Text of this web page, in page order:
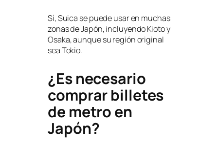
Sí, Suica se puede usar en muchas
zonas de Japón, incluyendo Kioto y
Osaka, aunque su región original
sea Tokio.
¿Es necesario
comprar billetes
de metro en
Japón?